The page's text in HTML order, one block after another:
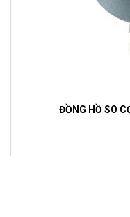
ĐỒNG HỒ SO